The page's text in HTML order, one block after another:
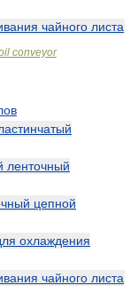
чайного листа
conveyor
ленточный
цепной
охлаждения
чайного листа